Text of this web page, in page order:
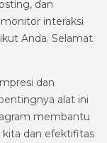
dan
interaksi
Anda. Selamat
dan
alat ini
membantu
kita dan efektifitas